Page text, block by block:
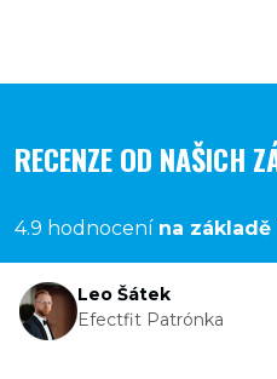
RECENZE OD NAŠICH
4.9 hodnocení na
Leo Šátek
Efectfit Patrónka